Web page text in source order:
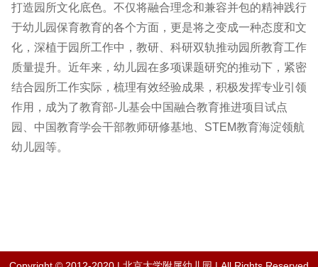
打造园所文化底色。不仅将融合理念和兼容并包的精神践行
于幼儿园保育教育的各个方面，更是将之变成一种态度和文
化，深植于园所工作中，教研、科研双轨推动园所教育工作
质量提升。 近年来，幼儿园在多项课题研究的推动下，紧密
结合园所工作实际，梳理有效经验成果，积极发挥专业引领
作用，成为了教育部-儿基会中国融合教育推进项目试点
园、中国教育学会干部教师研修基地、STEM教育海淀领航
幼儿园等。